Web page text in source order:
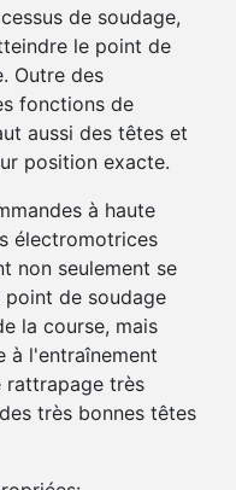
de soudage,
le point de
Outre des
fonctions de
aussi des têtes et
position exacte.
à haute
électromotrices
non seulement se
de soudage
la course, mais
à l'entraînement
rattrapage très
très bonnes têtes